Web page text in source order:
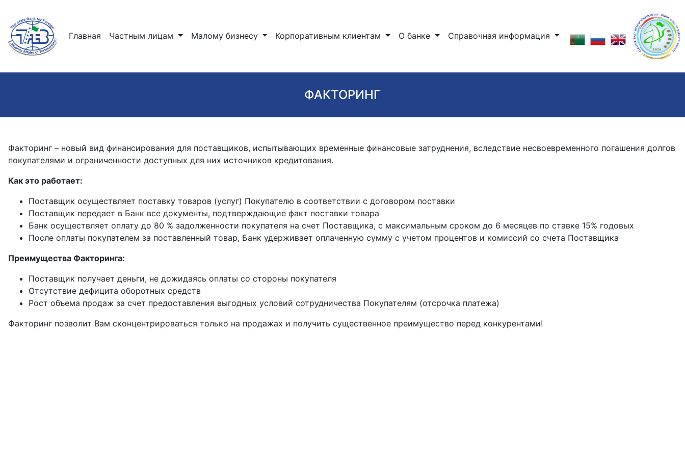
Главная (current)
Частным лицам Малому бизнесу Корпоративным клиентам О банке Справочная информация
ФАКТОРИНГ
Факторинг – новый вид финансирования для поставщиков, испытывающих временные финансовые затруднения, вследствие несвоевременного погашения долгов
покупателями и ограниченности доступных для них источников кредитования.
Как это работает:
Поставщик осуществляет поставку товаров (услуг) Покупателю в соответствии с договором поставки
Поставщик передает в Банк все документы, подтверждающие факт поставки товара
Банк осуществляет оплату до 80 % задолженности покупателя на счет Поставщика, с максимальным сроком до 6 месяцев по ставке 15% годовых
После оплаты покупателем за поставленный товар, Банк удерживает оплаченную сумму с учетом процентов и комиссий со счета Поставщика
Преимущества Факторинга:
Поставщик получает деньги, не дожидаясь оплаты со стороны покупателя
Отсутствие дефицита оборотных средств
Рост объема продаж за счет предоставления выгодных условий сотрудничества Покупателям (отсрочка платежа)
Факторинг позволит Вам сконцентрироваться только на продажах и получить существенное преимущество перед конкурентами!